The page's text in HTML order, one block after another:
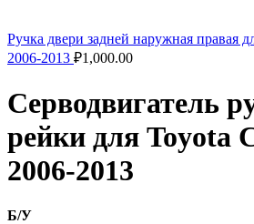
Ручка двери задней наружная правая
2006-2013 ₽1,000.00
Серводвигатель
рейки для Toyota
2006-2013
Б/У